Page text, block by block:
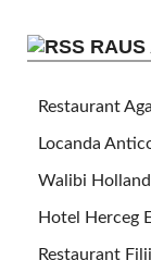
RAUS
Restaurant
Locanda
Walibi
Hotel Herceg
Restaurant